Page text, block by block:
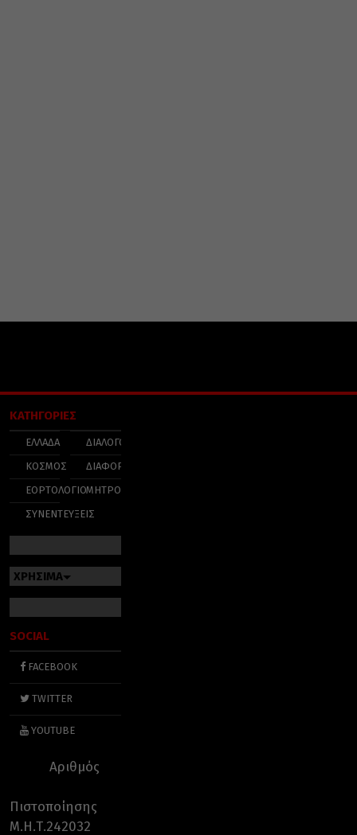
ΚΑΤΗΓΟΡΙΕΣ
ΕΛΛΑΔΑ
ΚΟΣΜΟΣ
ΕΟΡΤΟΛΟΓΙΟ
ΣΥΝΕΝΤΕΥΞΕΙΣ
ΔΙΑΛΟΓΟΣ
ΔΙΑΦΟΡΑ
ΜΗΤΡΟΠΟΛΕΙΣ
ΧΡΗΣΙΜΑ
SOCIAL
FACEBOOK
TWITTER
YOUTUBE
Αριθμός
Πιστοποίησης
Μ.Η.Τ.242032